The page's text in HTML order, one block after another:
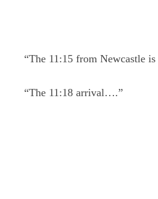
“The 11:15 from Newcastle
“The 11:18 arrival….”